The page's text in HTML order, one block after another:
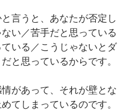
言うと、あなたが否定し
い／苦手だと思っている
いる／こうじゃないとダ
と思っているからです。
があって、それが壁とな
てしまっているのです。